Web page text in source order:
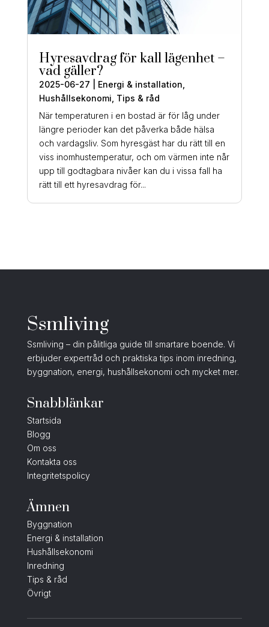
Hyresavdrag för kall lägenhet –
vad gäller?
2025-06-27 Energi & installation
Hushållsekonomi Tips & råd
När temperaturen i en bostad är för låg under
längre perioder kan det påverka både hälsa
och vardagsliv. Som hyresgäst har du rätt till en
viss inomhustemperatur, och om värmen inte når
upp till godtagbara nivåer kan du i vissa fall ha
rätt till ett hyresavdrag för...
Ssmliving
Ssmliving – din pålitliga guide till smartare boende. Vi
erbjuder expertråd och praktiska tips inom inredning,
byggnation, energi, hushållsekonomi och mycket mer.
Snabblänkar
Startsida
Blogg
Om oss
Kontakta oss
Integritetspolicy
Ämnen
Byggnation
Energi & installation
Hushållsekonomi
Inredning
Tips & råd
Övrigt